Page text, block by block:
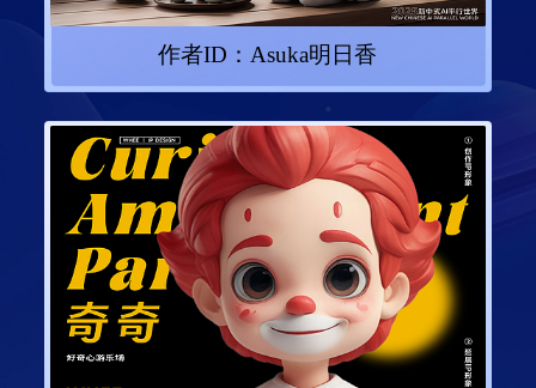
作者ID：Asuka明日香